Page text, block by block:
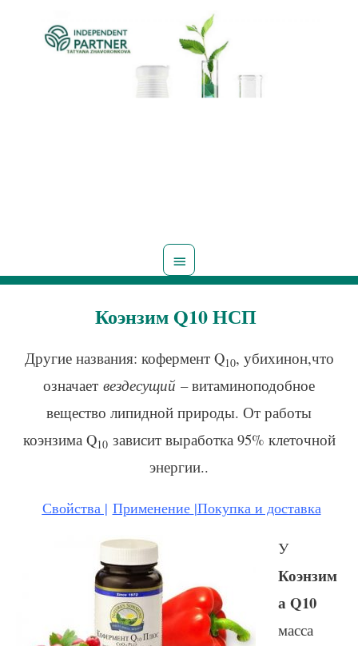
Главное
меню
Коэнзим Q10 НСП
Другие названия: кофермент Q10, убихинон,что
означает вездесущий – витаминоподобное
вещество липидной природы. От работы
коэнзима Q10зависит выработка 95% клеточной
энергии..
Свойства | Применение |Покупка и доставка
У
Коэнзим
а Q10
масса